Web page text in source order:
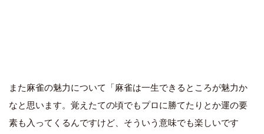
また麻雀の魅力について「麻雀は一生できるところが魅力か
なと思います。覚えたての頃でもプロに勝てたりとか運の要
素も入ってくるんですけど、そういう意味でも楽しいです